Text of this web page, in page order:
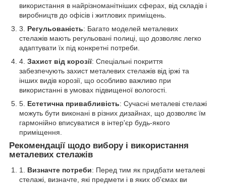
використання в найрізноманітніших сферах, від складів і
виробництв до офісів і житлових приміщень.
Регульованість: Багато моделей металевих
стелажів мають регульовані полиці, що дозволяє легко
адаптувати їх під конкретні потреби.
Захист від корозії: Спеціальні покриття
забезпечують захист металевих стелажів від іржі та
інших видів корозії, що особливо важливо при
використанні в умовах підвищеної вологості.
Естетична привабливість: Сучасні металеві стелажі
можуть бути виконані в різних дизайнах, що дозволяє їм
гармонійно вписуватися в інтер'єр будь-якого
приміщення.
Рекомендації щодо вибору і використання
металевих стелажів
Визначте потреби: Перед тим як придбати металеві
стелажі, визначте, які предмети і в яких об'ємах ви